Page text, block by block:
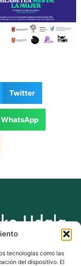
tecnologías como las
del dispositivo. El
Twitter
WhatsApp